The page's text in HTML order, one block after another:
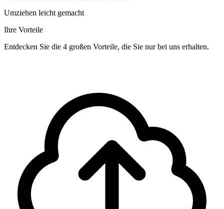
Umziehen leicht gemacht
Ihre Vorteile
Entdecken Sie die 4 großen Vorteile, die Sie nur bei uns erhalten.